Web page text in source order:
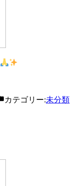
カテゴリー:未分類